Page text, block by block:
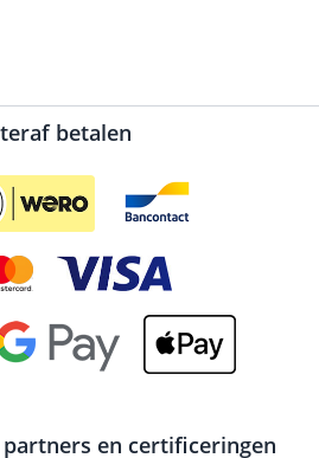
betalen
en certificeringen